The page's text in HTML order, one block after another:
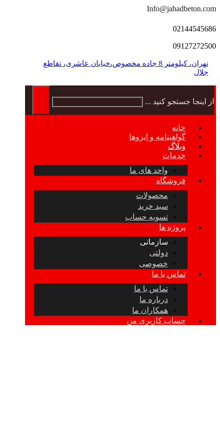
Info@jahadbeton.com
02144545686
09127272500
تهران، کیلومتر 8 جاده مخصوص،خیابان عاشری، تقاطع
جلال
از اینجا جستجو کنید ...
خانه
گواهینامه و ایزوها
وبلاگ
خدمات
واحد های ما
فروشگاه
محصولات
سبد خرید
تسویه حساب
پروژه ها
سازمانی
دولتی
خصوصی
تماس با ما
تماس با ما
درباره ما
همکاران ما
حساب کاربری من